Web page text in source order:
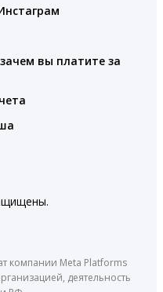
вы платите за
компании Meta Platforms
деятельность